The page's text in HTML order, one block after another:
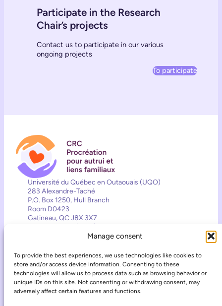
Manage consent
To provide the best experiences, we use technologies like cookies to
store and/or access device information. Consenting to these
technologies will allow us to process data such as browsing behavior or
unique IDs on this site. Not consenting or withdrawing consent, may
adversely affect certain features and functions.
Participate in the Research
Chair’s projects
Contact us to participate in our various
ongoing projects
To participate
Université du Québec en Outaouais (UQO)
283 Alexandre-Taché
P.O. Box 1250, Hull Branch
Room D0423
Gatineau, QC J8X 3X7
Contact
Follow the Chair’s activities